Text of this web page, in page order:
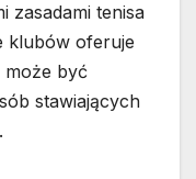
zasadami tenisa
klubów oferuje
może być
stawiających